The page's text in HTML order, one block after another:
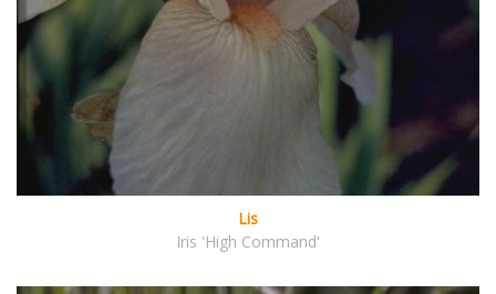
Lis
Iris 'High Command'